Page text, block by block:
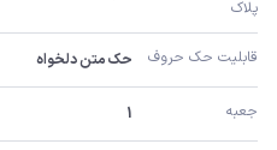
پلاک
قابلیت حک حروف حک متن دلخواه
جعبه 1